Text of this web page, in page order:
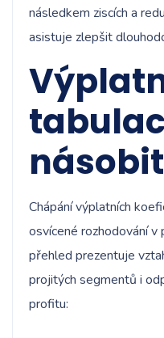
následkem ziscích a
asistuje zlepšit
Chápání výplatních
osvícené rozhodování
přehled prezentuje
projitých segmentů i
profitu: